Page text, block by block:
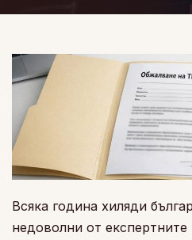
Всяка година хиляди
недоволни от